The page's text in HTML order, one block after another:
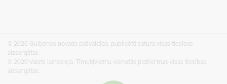
© 2026 Gulbenes novada pašvaldība, publicētā satura visas tiesības
aizsargātas.
© 2020 Valsts kanceleja, Tīmekļvietņu vienotās platformas visas tiesības
aizsargātas.